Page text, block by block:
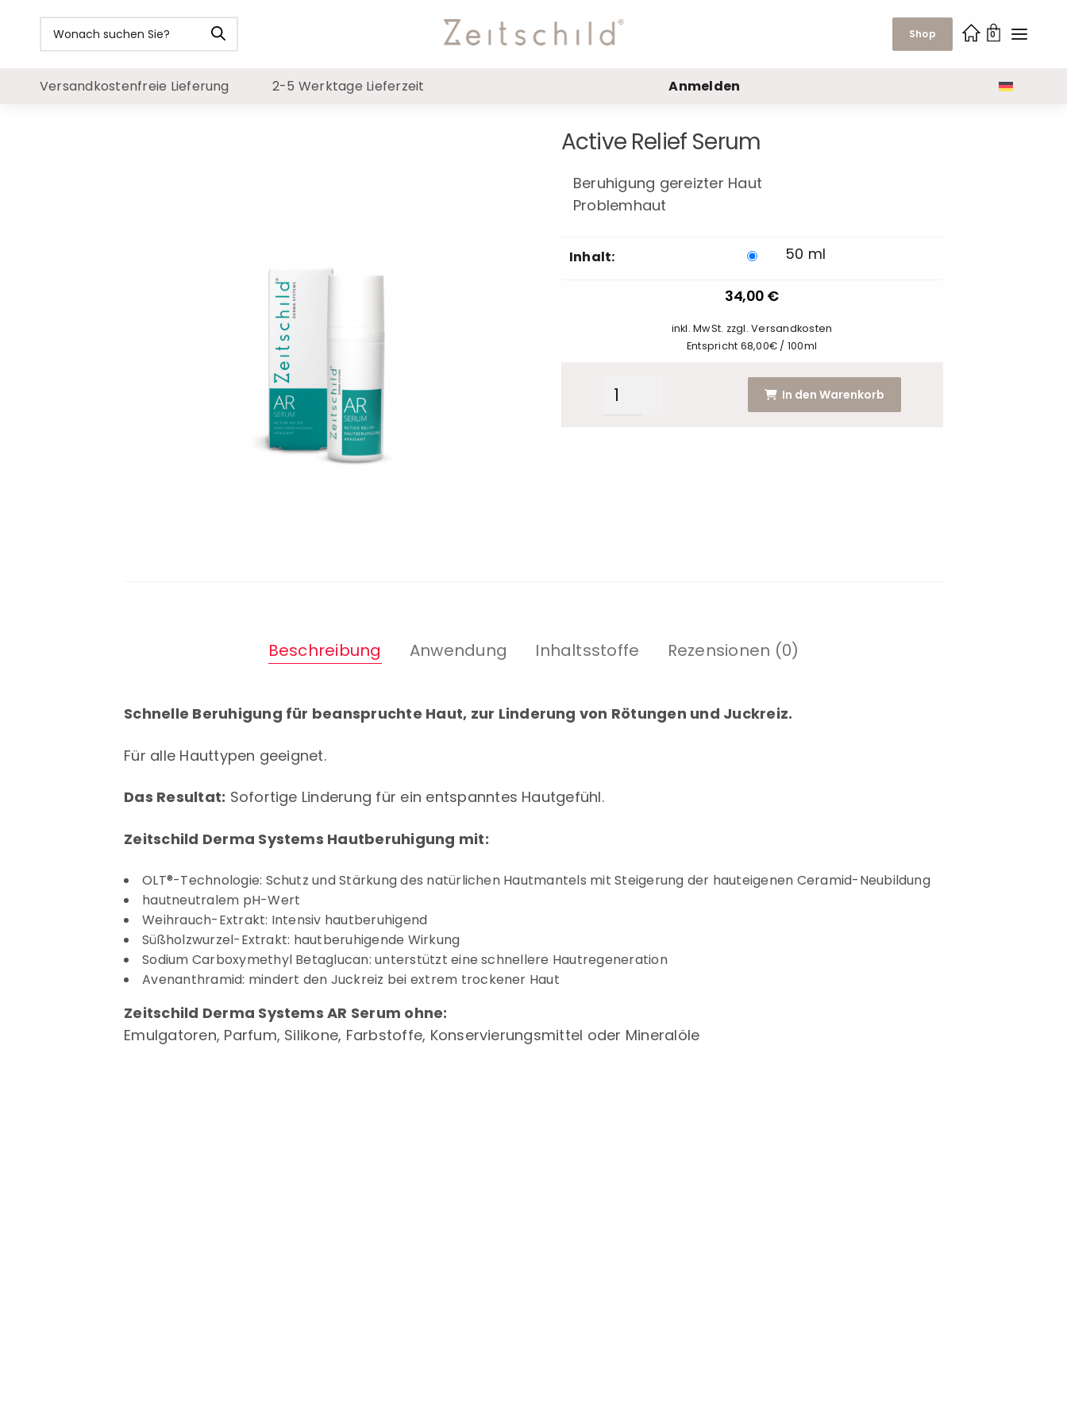
Shop 0
Versandkostenfreie Lieferung 2-5 Werktage Lieferzeit Anmelden
Active Relief Serum
Beruhigung gereizter Haut
Problemhaut
Inhalt: 50 ml
34,00 €
inkl. MwSt. zzgl. Versandkosten
Entspricht 68,00€ / 100ml
In den Warenkorb
Beschreibung Anwendung Inhaltsstoffe Rezensionen (0)
Schnelle Beruhigung für beanspruchte Haut, zur Linderung von Rötungen und Juckreiz.
Für alle Hauttypen geeignet.
Das Resultat: Sofortige Linderung für ein entspanntes Hautgefühl.
Zeitschild Derma Systems Hautberuhigung mit:
OLT®-Technologie: Schutz und Stärkung des natürlichen Hautmantels mit Steigerung der hauteigenen Ceramid-Neubildung
hautneutralem pH-Wert
Weihrauch-Extrakt: Intensiv hautberuhigend
Süßholzwurzel-Extrakt: hautberuhigende Wirkung
Sodium Carboxymethyl Betaglucan: unterstützt eine schnellere Hautregeneration
Avenanthramid: mindert den Juckreiz bei extrem trockener Haut
Zeitschild Derma Systems AR Serum ohne:
Emulgatoren, Parfum, Silikone, Farbstoffe, Konservierungsmittel oder Mineralöle